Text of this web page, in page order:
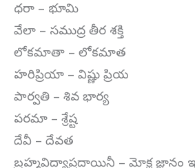
ధరా – భూమి
వేలా – సముద్ర తీర శక్తి
లోకమాతా – లోకమాత
హరిప్రియా – విష్ణు ప్రియ
పార్వతి – శివ భార్య
పరమా – శ్రేష్ట
దేవీ – దేవత
బ్రహ్మవిద్యాప్రదాయినీ – మోక్ష జ్ఞానం